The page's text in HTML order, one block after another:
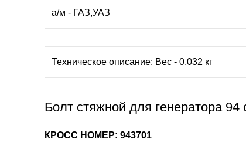
а/м - ГАЗ,УАЗ
Техническое описание: Вес - 0,032 кг
Болт стяжной для генератора
КРОСС НОМЕР: 943701